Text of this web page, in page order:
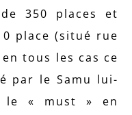
350 places et
place (situé rue
tous les cas ce
par le Samu lui-
le « must » en